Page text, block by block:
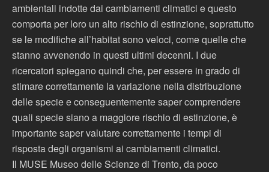
ambientali indotte dai cambiamenti climatici e questo
comporta per loro un alto rischio di estinzione, soprattutto
se le modifiche all’habitat sono veloci, come quelle che
stanno avvenendo in questi ultimi decenni. I due
ricercatori spiegano quindi che, per essere in grado di
stimare correttamente la variazione nella distribuzione
delle specie e conseguentemente saper comprendere
quali specie siano a maggiore rischio di estinzione, è
importante saper valutare correttamente i tempi di
risposta degli organismi ai cambiamenti climatici.
Il MUSE Museo delle Scienze di Trento, da poco